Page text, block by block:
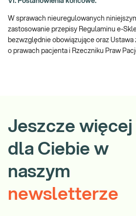
W sprawach nieuregulowanych
zastosowanie przepisy Regulaminu e-
bezwzględnie obowiązujące oraz Ustawa
o prawach pacjenta i Rzeczniku Praw
Jeszcze więcej
dla Ciebie w
naszym
newsletterze